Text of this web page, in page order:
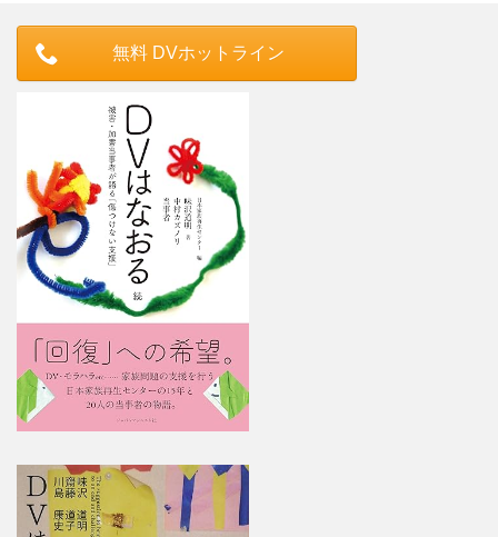
無料 DVホットライン